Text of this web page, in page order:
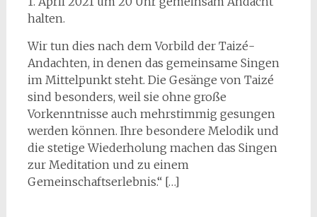
halten.
Wir tun dies nach dem Vorbild der Taizé-
Andachten, in denen das gemeinsame Singen
im Mittelpunkt steht. Die Gesänge von Taizé
sind besonders, weil sie ohne große
Vorkenntnisse auch mehrstimmig gesungen
werden können. Ihre besondere Melodik und
die stetige Wiederholung machen das Singen
zur Meditation und zu einem
Gemeinschaftserlebnis.“ […]